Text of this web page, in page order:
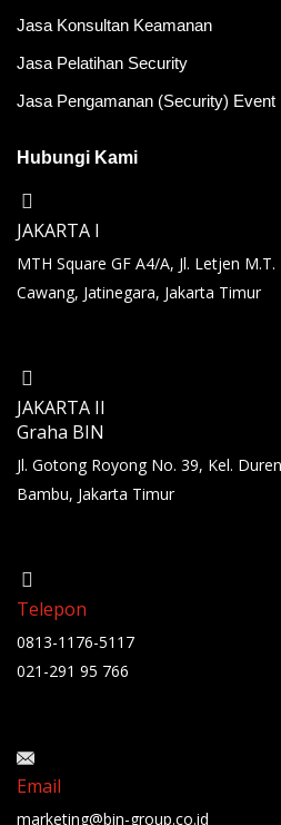
Jasa Konsultan Keamanan
Jasa Pelatihan Security
Jasa Pengamanan (Security) Event
Hubungi Kami
JAKARTA I
MTH Square GF A4/A, Jl. Letjen
Cawang, Jatinegara, Jakarta Timur
JAKARTA II
Graha BIN
Jl. Gotong Royong No. 39, Kel.
Bambu, Jakarta Timur
Telepon
0813-1176-5117
021-291 95 766
Email
marketing@bin-group.co.id